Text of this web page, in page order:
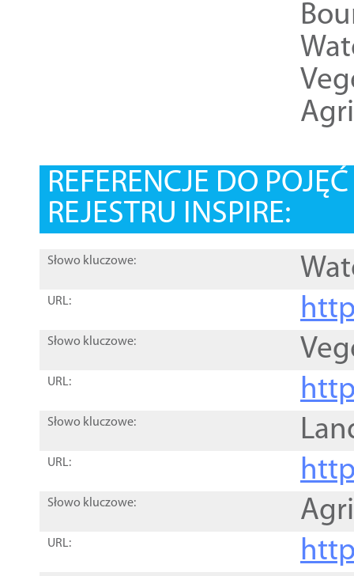
REFERENCJE DO
REJESTRU INSPIRE:
Słowo kluczowe:
URL:
Słowo kluczowe:
URL:
Słowo kluczowe:
URL:
Słowo kluczowe:
URL: